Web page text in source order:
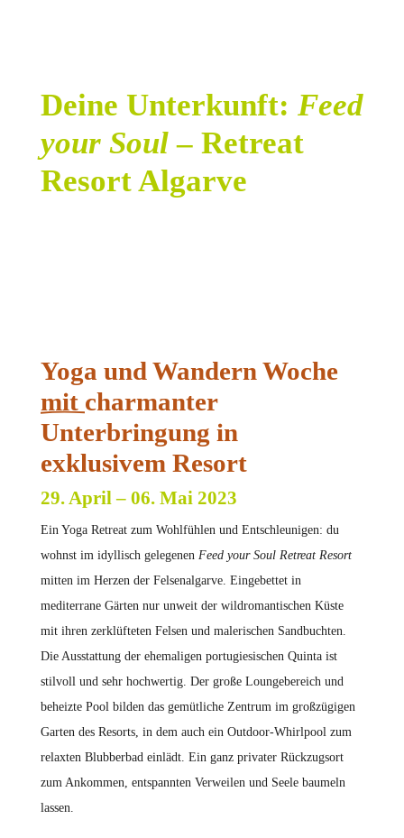
Deine Unterkunft: Feed
your Soul– Retreat
Resort Algarve
Yoga und Wandern Woche
mit charmanter
Unterbringung in
exklusivem Resort
29. April – 06. Mai 2023
Ein Yoga Retreat zum Wohlfühlen und Entschleunigen: du
wohnst im idyllisch gelegenen Feed your Soul Retreat Resort
mitten im Herzen der Felsenalgarve. Eingebettet in
mediterrane Gärten nur unweit der wildromantischen Küste
mit ihren zerklüfteten Felsen und malerischen Sandbuchten.
Die Ausstattung der ehemaligen portugiesischen Quinta ist
stilvoll und sehr hochwertig. Der große Loungebereich und
beheizte Pool bilden das gemütliche Zentrum im großzügigen
Garten des Resorts, in dem auch ein Outdoor-Whirlpool zum
relaxten Blubberbad einlädt. Ein ganz privater Rückzugsort
zum Ankommen, entspannten Verweilen und Seele baumeln
lassen.